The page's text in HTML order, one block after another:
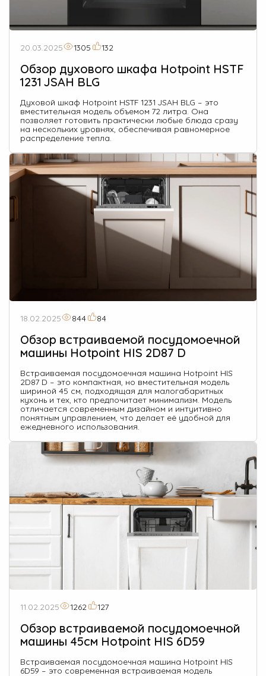
20.03.2025 1305 132
Обзор духового шкафа Hotpoint HSTF
1231 JSAH BLG
Духовой шкаф Hotpoint HSTF 1231 JSAH BLG – это
вместительная модель объемом 72 литра. Она
позволяет готовить практически любые блюда сразу
на нескольких уровнях, обеспечивая равномерное
распределение тепла.
18.02.2025 844 84
Обзор встраиваемой посудомоечной
машины Hotpoint HIS 2D87 D
Встраиваемая посудомоечная машина Hotpoint HIS
2D87 D – это компактная, но вместительная модель
шириной 45 см, подходящая для малогабаритных
кухонь и тех, кто предпочитает минимализм. Модель
отличается современным дизайном и интуитивно
понятным управлением, что делает её удобной для
ежедневного использования.
11.02.2025 1262 127
Обзор встраиваемой посудомоечной
машины 45см Hotpoint HIS 6D59
Встраиваемая посудомоечная машина Hotpoint HIS
6D59 – это современная встраиваемая модель